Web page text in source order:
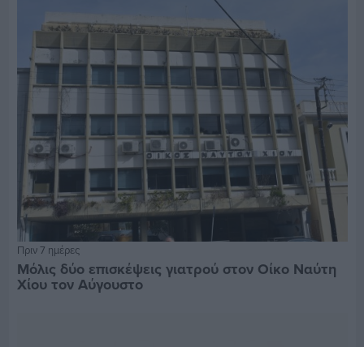
Πριν 7 ημέρες
Μόλις δύο επισκέψεις γιατρού στον Οίκο Ναύτη
Χίου τον Αύγουστο